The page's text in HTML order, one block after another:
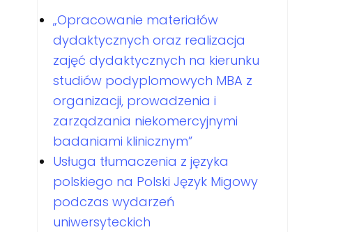
„Opracowanie materiałów
dydaktycznych oraz realizacja
zajęć dydaktycznych na kierunku
studiów podyplomowych MBA z
organizacji, prowadzenia i
zarządzania niekomercyjnymi
badaniami klinicznym”
Usługa tłumaczenia z języka
polskiego na Polski Język Migowy
podczas wydarzeń
uniwersyteckich